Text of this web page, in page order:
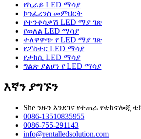
የኪራይ LED ማሳያ
ኮንፈረንስ መምህርት
የተንቀሳቃሽ LED ማያ ገጽ
የወለል LED ማሳያ
ተለዋዋጭ የ LED ማያ ገጽ
የፖስተር LED ማሳያ
የታክሲ LED ማሳያ
ግልጽ ያልሆነ የ LED ማሳያ
እኛን ያግኙን
She ንዙን እንደገና የተጠራ የቴክኖሎጂ
0086-13510835955
0086-755-291143
info@rentalledsolution.com